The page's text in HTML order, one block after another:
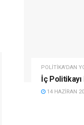
POLITIKA'DAN
İç
14 HAZIRAN